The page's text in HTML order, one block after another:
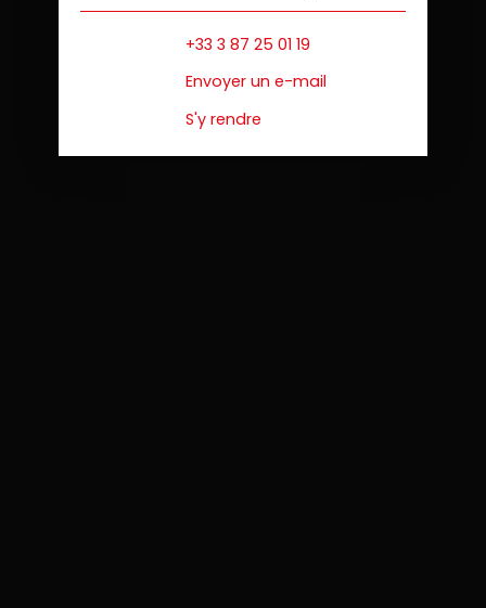
+33 3 87 25 01 19
Envoyer un e-mail
S'y rendre